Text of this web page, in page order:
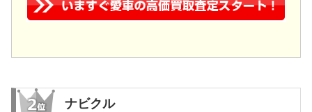
ナビクル